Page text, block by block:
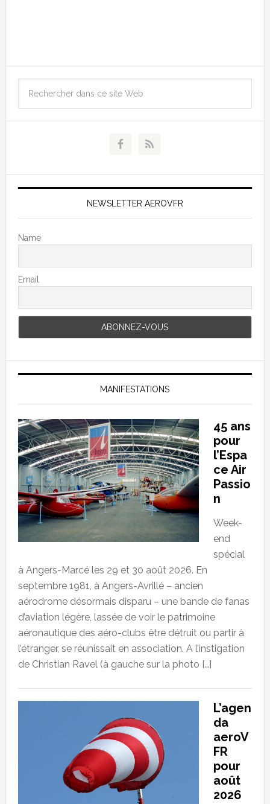
NEWSLETTER AEROVFR
Name
Email
MANIFESTATIONS
45 ans
pour
l’Espa
ce Air
Passio
n
Week-
end
spécial
à Angers-Marcé les 29 et 30 août 2026. En
septembre 1981, à Angers-Avrillé – ancien
aérodrome désormais disparu – une bande de fanas
d’aviation légère, lassée de voir le patrimoine
aéronautique des aéro-clubs être détruit ou partir à
l’étranger, se réunissait en association. A l’instigation
de Christian Ravel (à gauche sur la photo […]
L’agen
da
aeroV
FR
pour
août
2026